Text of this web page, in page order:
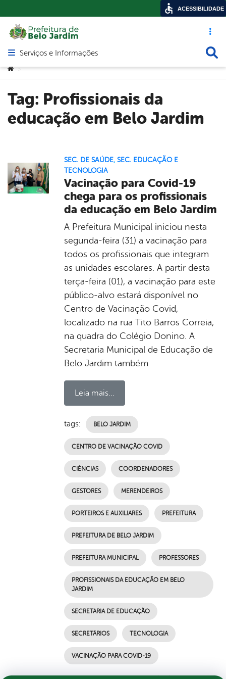
Acesso
Abrir menu principal de navegação
Serviços e Informações
Você está aqui:
>
Tag: Profissionais da
educação em Belo Jardim
SEC. DE SAÚDE, SEC. EDUCAÇÃO E
TECNOLOGIA
Vacinação para Covid-19
chega para os profissionais
da educação em Belo Jardim
A Prefeitura Municipal iniciou nesta
segunda-feira (31) a vacinação para
todos os profissionais que integram
as unidades escolares. A partir desta
terça-feira (01), a vacinação para este
público-alvo estará disponível no
Centro de Vacinação Covid,
localizado na rua Tito Barros Correia,
na quadra do Colégio Donino. A
Secretaria Municipal de Educação de
Belo Jardim também
Leia mais...
tags: BELO JARDIM
CENTRO DE VACINAÇÃO COVID
CIÊNCIAS COORDENADORES
GESTORES MERENDEIROS
PORTEIROS E AUXILIARES PREFEITURA
PREFEITURA DE BELO JARDIM
PREFEITURA MUNICIPAL PROFESSORES
PROFISSIONAIS DA EDUCAÇÃO EM BELO
JARDIM
SECRETARIA DE EDUCAÇÃO
SECRETÁRIOS TECNOLOGIA
VACINAÇÃO PARA COVID-19
ACESSIBILIDADE